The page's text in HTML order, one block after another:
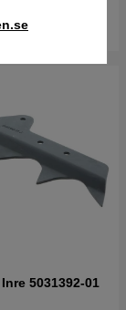
5031392-01